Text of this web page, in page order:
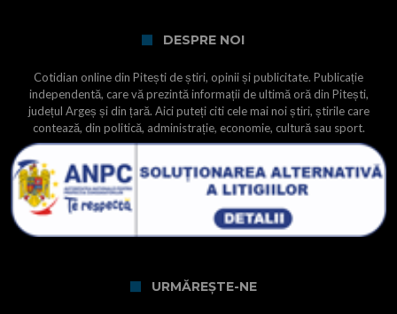
DESPRE NOI
Cotidian online din Pitești de știri, opinii și publicitate. Publicație
independentă, care vă prezintă informații de ultimă oră din Pitești,
județul Argeș și din țară. Aici puteți citi cele mai noi știri, știrile care
contează, din politică, administrație, economie, cultură sau sport.
URMĂREȘTE-NE